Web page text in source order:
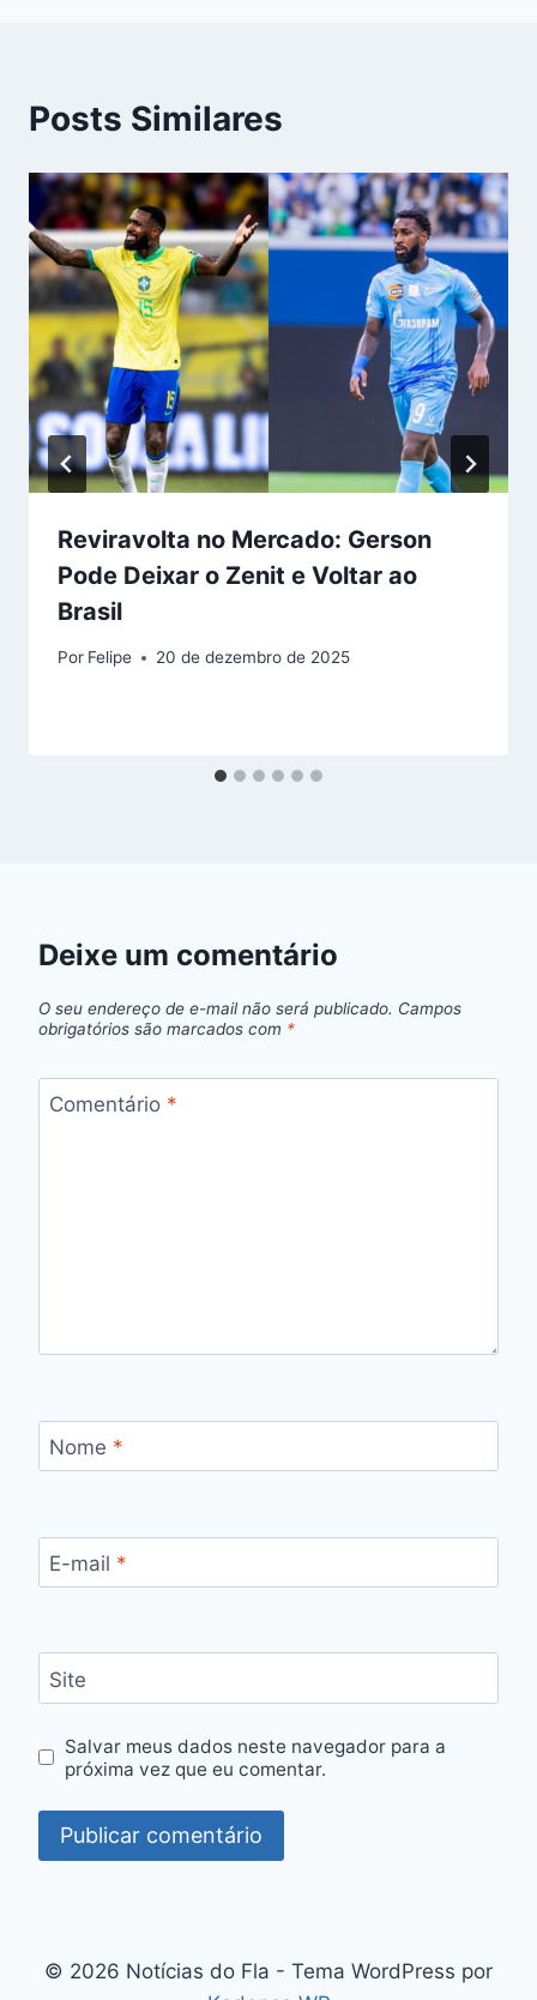
Posts Similares
Reviravolta no Mercado: Gerson
Pode Deixar o Zenit e Voltar ao
Brasil
Por Felipe 20 de dezembro de 2025
Deixe um comentário
O seu endereço de e-mail não será publicado. Campos
obrigatórios são marcados com *
Comentário *
Nome *
E-mail *
Site
Salvar meus dados neste navegador para a
próxima vez que eu comentar.
© 2026 Notícias do Fla - Tema WordPress por